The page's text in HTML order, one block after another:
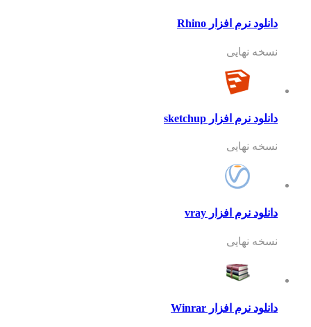
دانلود نرم افزار Rhino
نسخه نهایی
دانلود نرم افزار sketchup
نسخه نهایی
دانلود نرم افزار vray
نسخه نهایی
دانلود نرم افزار Winrar